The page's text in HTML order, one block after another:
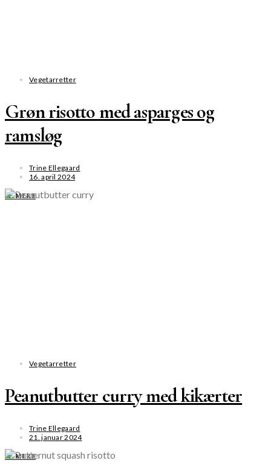
Vegetarretter
Grøn risotto med asparges og
ramsløg
Trine Ellegaard
16. april 2024
SE MERE
Vegetarretter
Peanutbutter curry med kikærter
Trine Ellegaard
21. januar 2024
SE MERE